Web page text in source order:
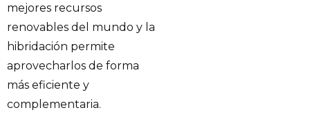
mejores recursos
renovables del mundo y la
hibridación permite
aprovecharlos de forma
más eficiente y
complementaria.